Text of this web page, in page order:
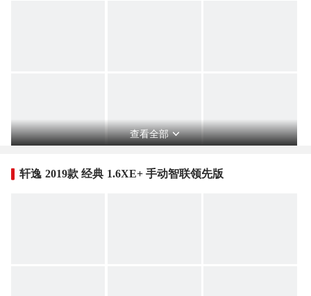
查看全部
轩逸 2019款 经典 1.6XE+ 手动智联领先版